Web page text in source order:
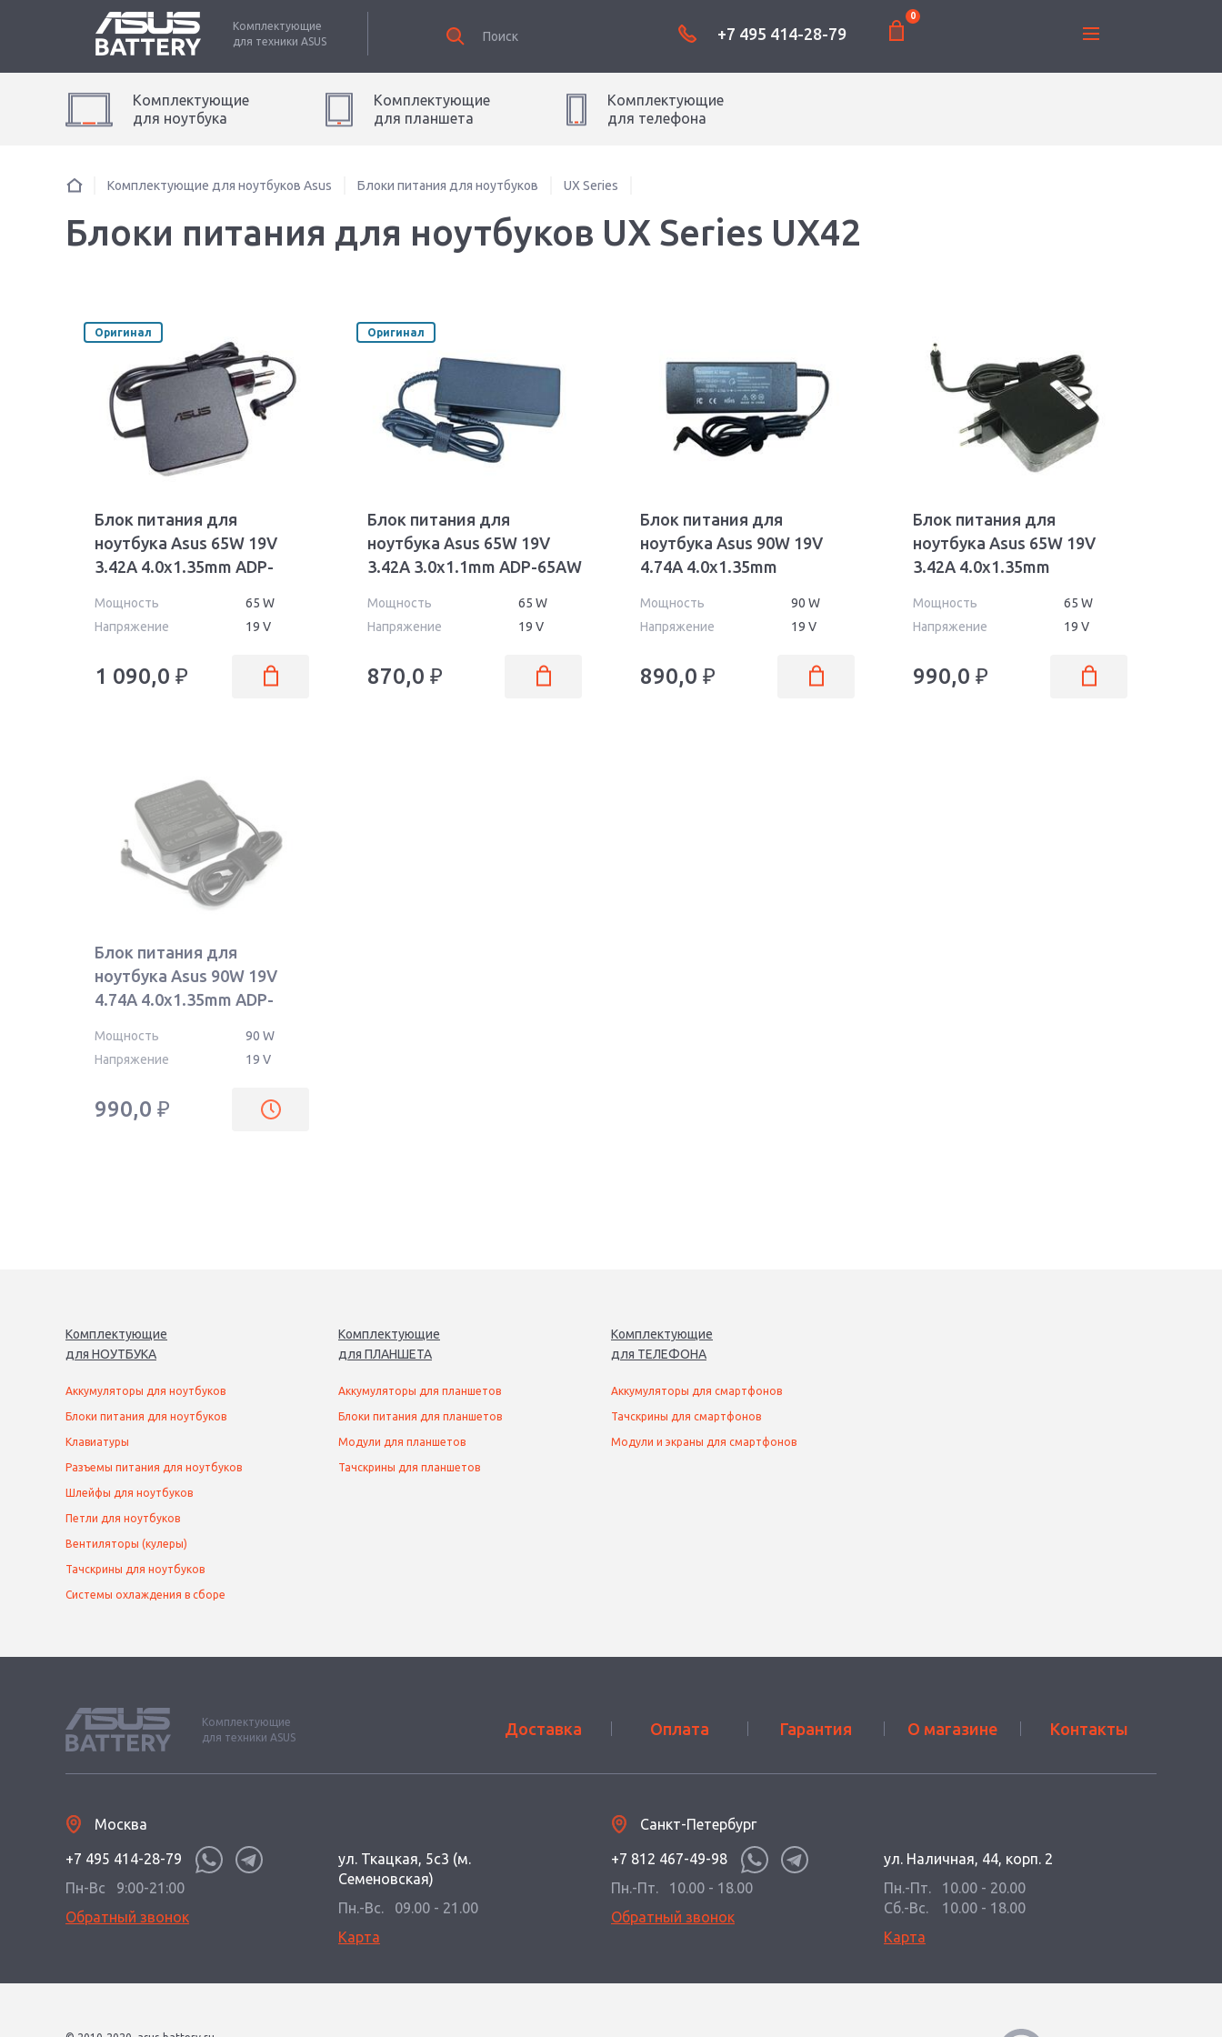
Комплектующие
для техники ASUS +7 495 414-28-79
0
Комплектующие
для ноутбука
Комплектующие
для планшета
Комплектующие
для телефона
Комплектующие для ноутбуков Asus Блоки питания для ноутбуков UX Series
Блоки питания для ноутбуков UX Series UX42
Оригинал
Блок питания для
ноутбука Asus 65W 19V
3.42A 4.0x1.35mm ADP-
Мощность
65 W
Напряжение
19 V
1 090,0 ₽
Оригинал
Блок питания для
ноутбука Asus 65W 19V
3.42A 3.0x1.1mm ADP-65AW
Мощность
65 W
Напряжение
19 V
870,0 ₽
Блок питания для
ноутбука Asus 90W 19V
4.74A 4.0x1.35mm
Мощность
90 W
Напряжение
19 V
890,0 ₽
Блок питания для
ноутбука Asus 65W 19V
3.42A 4.0x1.35mm
Мощность
65 W
Напряжение
19 V
990,0 ₽
Блок питания для
ноутбука Asus 90W 19V
4.74A 4.0x1.35mm ADP-
Мощность
90 W
Напряжение
19 V
990,0 ₽
Комплектующие
для НОУТБУКА
Аккумуляторы для ноутбуков
Блоки питания для ноутбуков
Клавиатуры
Разъемы питания для ноутбуков
Шлейфы для ноутбуков
Петли для ноутбуков
Вентиляторы (кулеры)
Тачскрины для ноутбуков
Системы охлаждения в сборе
Комплектующие
для ПЛАНШЕТА
Аккумуляторы для планшетов
Блоки питания для планшетов
Модули для планшетов
Тачскрины для планшетов
Комплектующие
для ТЕЛЕФОНА
Аккумуляторы для смартфонов
Тачскрины для смартфонов
Модули и экраны для смартфонов
Комплектующие
для техники ASUS
Доставка Оплата Гарантия О магазине Контакты
Москва
+7 495 414-28-79
Пн-Вс
9:00-21:00
Обратный звонок
ул. Ткацкая, 5с3 (м.
Семеновская)
Пн.-Вс.
09.00 - 21.00
Карта
Санкт-Петербург
+7 812 467-49-98
Пн.-Пт.
10.00 - 18.00
Обратный звонок
ул. Наличная, 44, корп. 2
Пн.-Пт.
10.00 - 20.00
Сб.-Вс.
10.00 - 18.00
Карта